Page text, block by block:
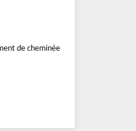
de cheminée